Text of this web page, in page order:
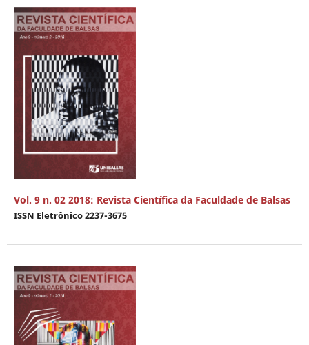
Vol. 9 n. 02 2018: Revista Científica da Faculdade de Balsas
ISSN Eletrônico 2237-3675